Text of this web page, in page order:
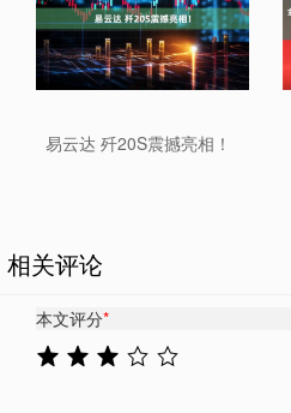
易云达 歼20S震撼亮相！
相关评论
本文评分*